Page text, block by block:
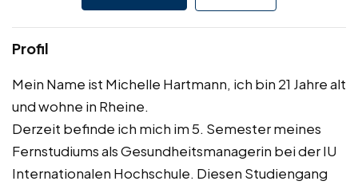
Profil
Mein Name ist Michelle Hartmann, ich bin 21 Jahre alt
und wohne in Rheine.
Derzeit befinde ich mich im 5. Semester meines
Fernstudiums als Gesundheitsmanagerin bei der IU
Internationalen Hochschule. Diesen Studiengang